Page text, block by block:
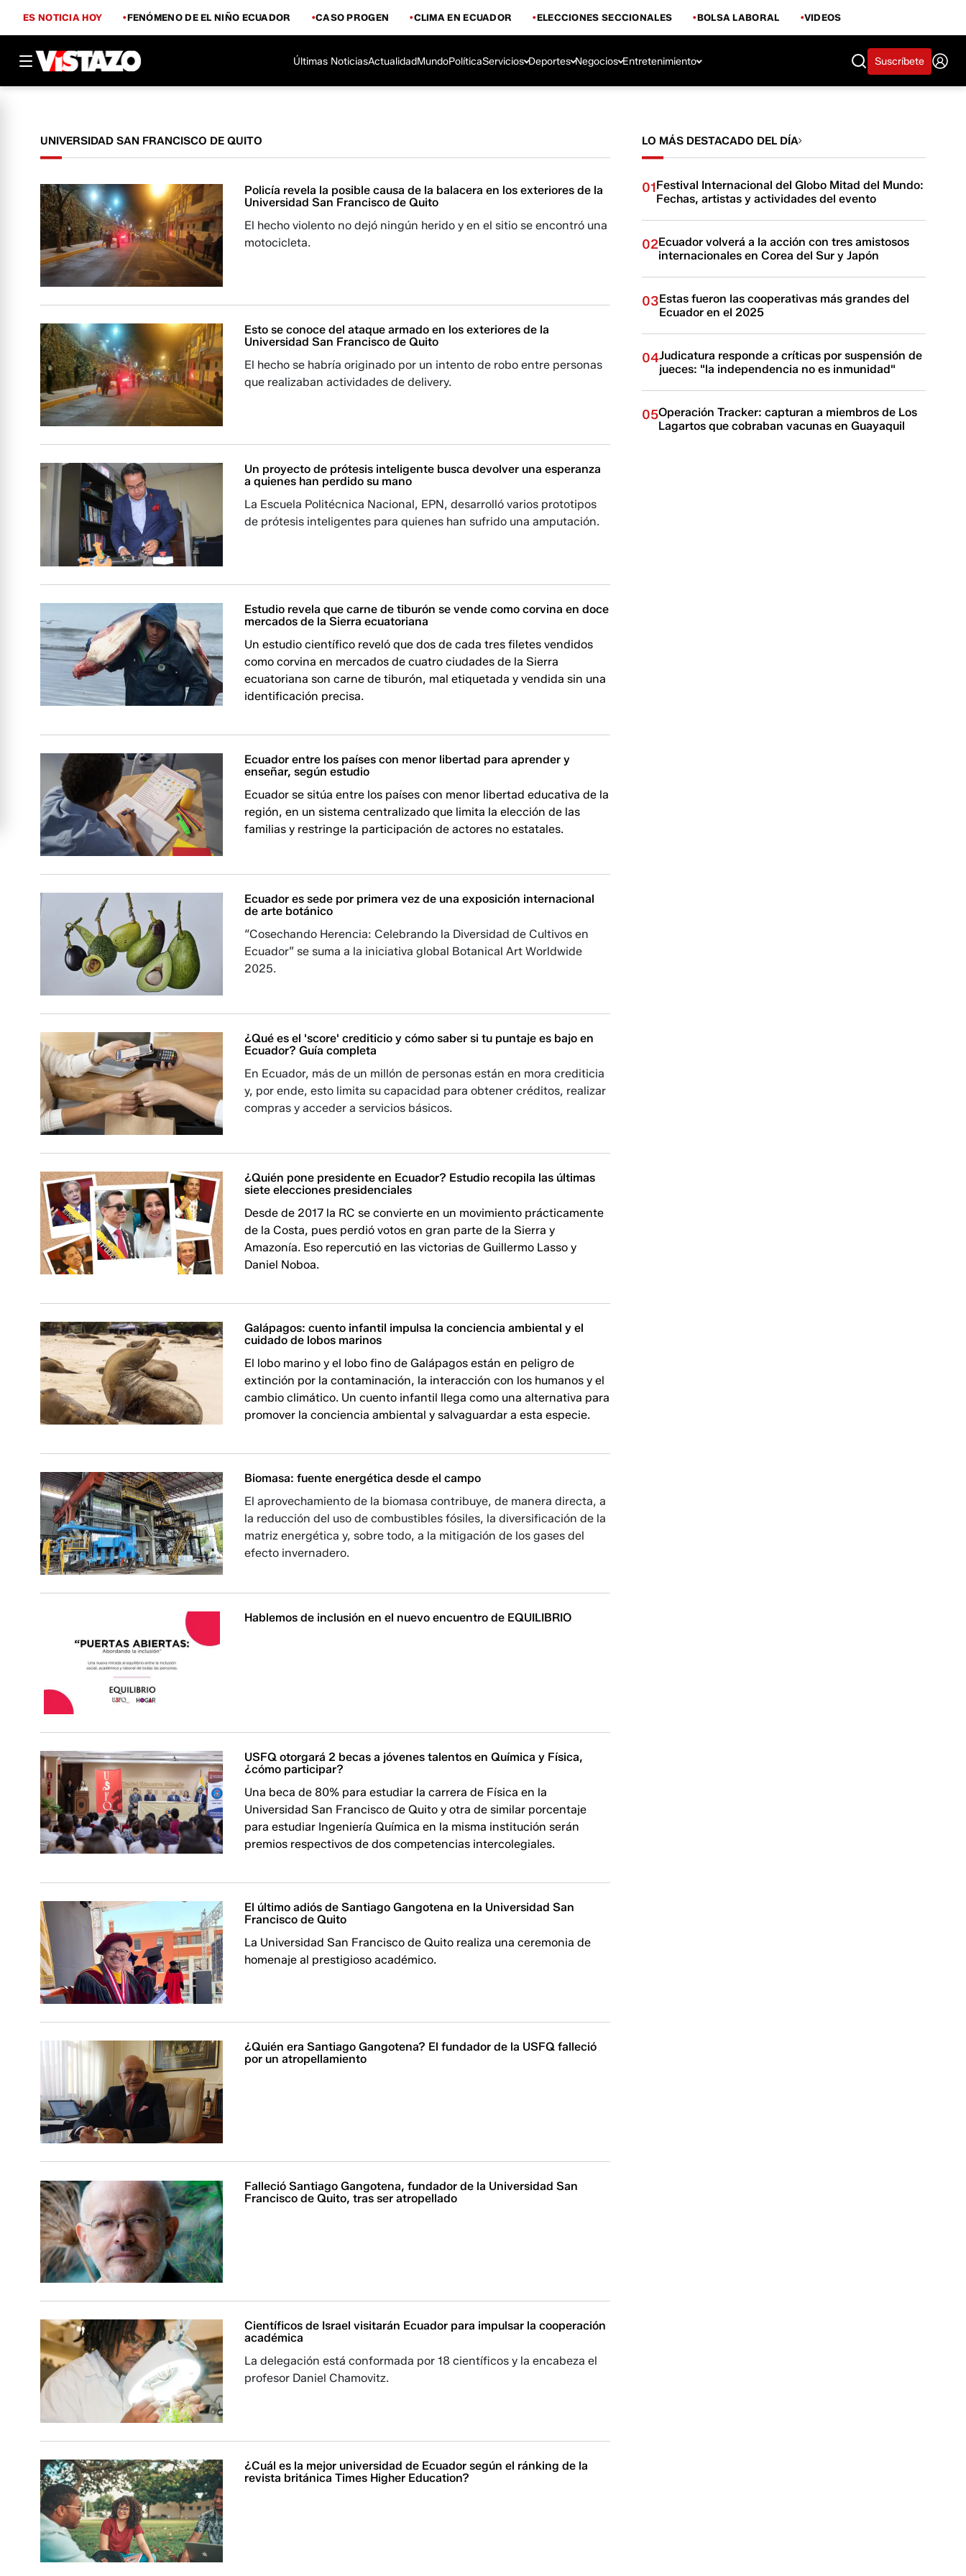
ES NOTICIA HOY FENÓMENO DE EL NIÑO ECUADOR CASO PROGEN CLIMA EN ECUADOR ELECCIONES SECCIONALES BOLSA LABORAL VIDEOS
Últimas NoticiasActualidadMundoPolíticaServicios Deportes Negocios Entretenimiento Suscríbete
UNIVERSIDAD SAN FRANCISCO DE QUITO
Policía revela la posible causa de la balacera en los exteriores de la
Universidad San Francisco de Quito
El hecho violento no dejó ningún herido y en el sitio se encontró una
motocicleta.
Esto se conoce del ataque armado en los exteriores de la
Universidad San Francisco de Quito
El hecho se habría originado por un intento de robo entre personas
que realizaban actividades de delivery.
Un proyecto de prótesis inteligente busca devolver una esperanza
a quienes han perdido su mano
La Escuela Politécnica Nacional, EPN, desarrolló varios prototipos
de prótesis inteligentes para quienes han sufrido una amputación.
Estudio revela que carne de tiburón se vende como corvina en doce
mercados de la Sierra ecuatoriana
Un estudio científico reveló que dos de cada tres filetes vendidos
como corvina en mercados de cuatro ciudades de la Sierra
ecuatoriana son carne de tiburón, mal etiquetada y vendida sin una
identificación precisa.
Ecuador entre los países con menor libertad para aprender y
enseñar, según estudio
Ecuador se sitúa entre los países con menor libertad educativa de la
región, en un sistema centralizado que limita la elección de las
familias y restringe la participación de actores no estatales.
Ecuador es sede por primera vez de una exposición internacional
de arte botánico
“Cosechando Herencia: Celebrando la Diversidad de Cultivos en
Ecuador” se suma a la iniciativa global Botanical Art Worldwide
2025.
¿Qué es el 'score' crediticio y cómo saber si tu puntaje es bajo en
Ecuador? Guía completa
En Ecuador, más de un millón de personas están en mora crediticia
y, por ende, esto limita su capacidad para obtener créditos, realizar
compras y acceder a servicios básicos.
¿Quién pone presidente en Ecuador? Estudio recopila las últimas
siete elecciones presidenciales
Desde de 2017 la RC se convierte en un movimiento prácticamente
de la Costa, pues perdió votos en gran parte de la Sierra y
Amazonía. Eso repercutió en las victorias de Guillermo Lasso y
Daniel Noboa.
Galápagos: cuento infantil impulsa la conciencia ambiental y el
cuidado de lobos marinos
El lobo marino y el lobo fino de Galápagos están en peligro de
extinción por la contaminación, la interacción con los humanos y el
cambio climático. Un cuento infantil llega como una alternativa para
promover la conciencia ambiental y salvaguardar a esta especie.
Biomasa: fuente energética desde el campo
El aprovechamiento de la biomasa contribuye, de manera directa, a
la reducción del uso de combustibles fósiles, la diversificación de la
matriz energética y, sobre todo, a la mitigación de los gases del
efecto invernadero.
Hablemos de inclusión en el nuevo encuentro de EQUILIBRIO
USFQ otorgará 2 becas a jóvenes talentos en Química y Física,
¿cómo participar?
Una beca de 80% para estudiar la carrera de Física en la
Universidad San Francisco de Quito y otra de similar porcentaje
para estudiar Ingeniería Química en la misma institución serán
premios respectivos de dos competencias intercolegiales.
El último adiós de Santiago Gangotena en la Universidad San
Francisco de Quito
La Universidad San Francisco de Quito realiza una ceremonia de
homenaje al prestigioso académico.
¿Quién era Santiago Gangotena? El fundador de la USFQ falleció
por un atropellamiento
Falleció Santiago Gangotena, fundador de la Universidad San
Francisco de Quito, tras ser atropellado
Científicos de Israel visitarán Ecuador para impulsar la cooperación
académica
La delegación está conformada por 18 científicos y la encabeza el
profesor Daniel Chamovitz.
¿Cuál es la mejor universidad de Ecuador según el ránking de la
revista británica Times Higher Education?
LO MÁS DESTACADO DEL DÍA
01Festival Internacional del Globo Mitad del Mundo:
Fechas, artistas y actividades del evento
02Ecuador volverá a la acción con tres amistosos
internacionales en Corea del Sur y Japón
03Estas fueron las cooperativas más grandes del
Ecuador en el 2025
04Judicatura responde a críticas por suspensión de
jueces: "la independencia no es inmunidad"
05Operación Tracker: capturan a miembros de Los
Lagartos que cobraban vacunas en Guayaquil